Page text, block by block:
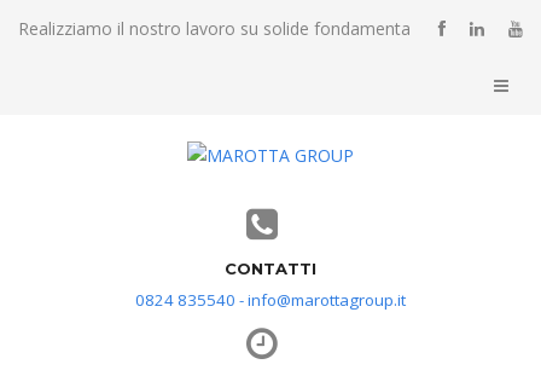
Realizziamo il nostro lavoro su solide fondamenta
CONTATTI
0824 835540 - info@marottagroup.it